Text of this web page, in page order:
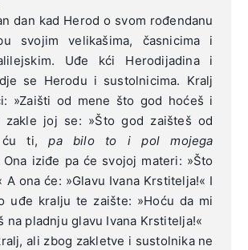
dan kad Herod o svom rođendanu
svojim velikašima, časnicima i
Uđe kći Herodijadina i
se Herodu i sustolnicima. Kralj
»Zaišti od mene što god hoćeš i
joj se: »Što god zaišteš od
ću ti,pa bilo to i pol mojega
Ona iziđe pa će svojoj materi: »Što
A ona će: »Glavu Ivana Krstitelja!« I
uđe kralju te zaište: »Hoću da mi
na pladnju glavu Ivana Krstitelja!«
ali zbog zakletve i sustolnika ne